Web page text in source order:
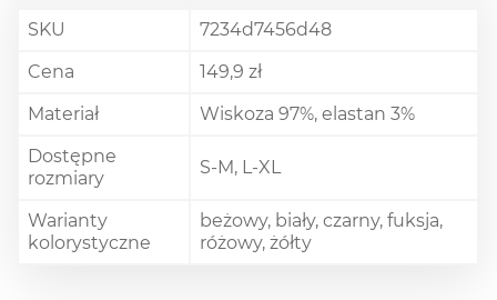
SKU
7234d7456d48
Cena
149,9 zł
Materiał
Wiskoza 97%, elastan 3%
Dostępne
rozmiary
S-M, L-XL
Warianty
kolorystyczne
beżowy, biały, czarny, fuksja,
różowy, żółty